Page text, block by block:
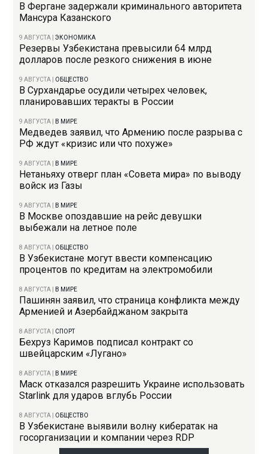
В Фергане задержали криминального авторитета
Мансура Казанского
9 АВГУСТА |ЭКОНОМИКА
Резервы Узбекистана превысили 64 млрд
долларов после резкого снижения в июне
9 АВГУСТА ОБЩЕСТВО
В Сурхандарье осудили четырех человек,
планировавших теракты в России
9 АВГУСТА В МИРЕ
Медведев заявил, что Армению после разрыва с
РФ ждут «кризис или что похуже»
9 АВГУСТА В МИРЕ
Нетаньяху отверг план «Совета мира» по выводу
войск из Газы
9 АВГУСТА В МИРЕ
В Москве опоздавшие на рейс девушки
выбежали на летное поле
8 АВГУСТА ОБЩЕСТВО
В Узбекистане могут ввести компенсацию
процентов по кредитам на электромобили
8 АВГУСТА В МИРЕ
Пашинян заявил, что страница конфликта между
Арменией и Азербайджаном закрыта
8 АВГУСТА СПОРТ
Бехруз Каримов подписал контракт со
швейцарским «Лугано»
8 АВГУСТА В МИРЕ
Маск отказался разрешить Украине использовать
Starlink для ударов вглубь России
8 АВГУСТА ОБЩЕСТВО
В Узбекистане выявили волну кибератак на
госорганизации и компании через RDP